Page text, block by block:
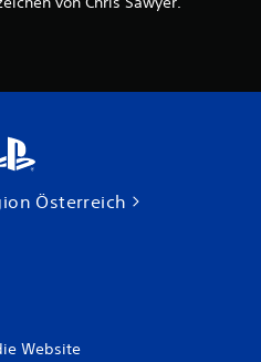
Österreich
Website